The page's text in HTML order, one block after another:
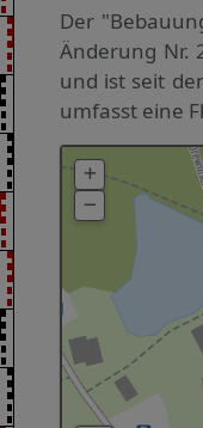
Der
Änderung Nr.
und ist seit
umfasst eine